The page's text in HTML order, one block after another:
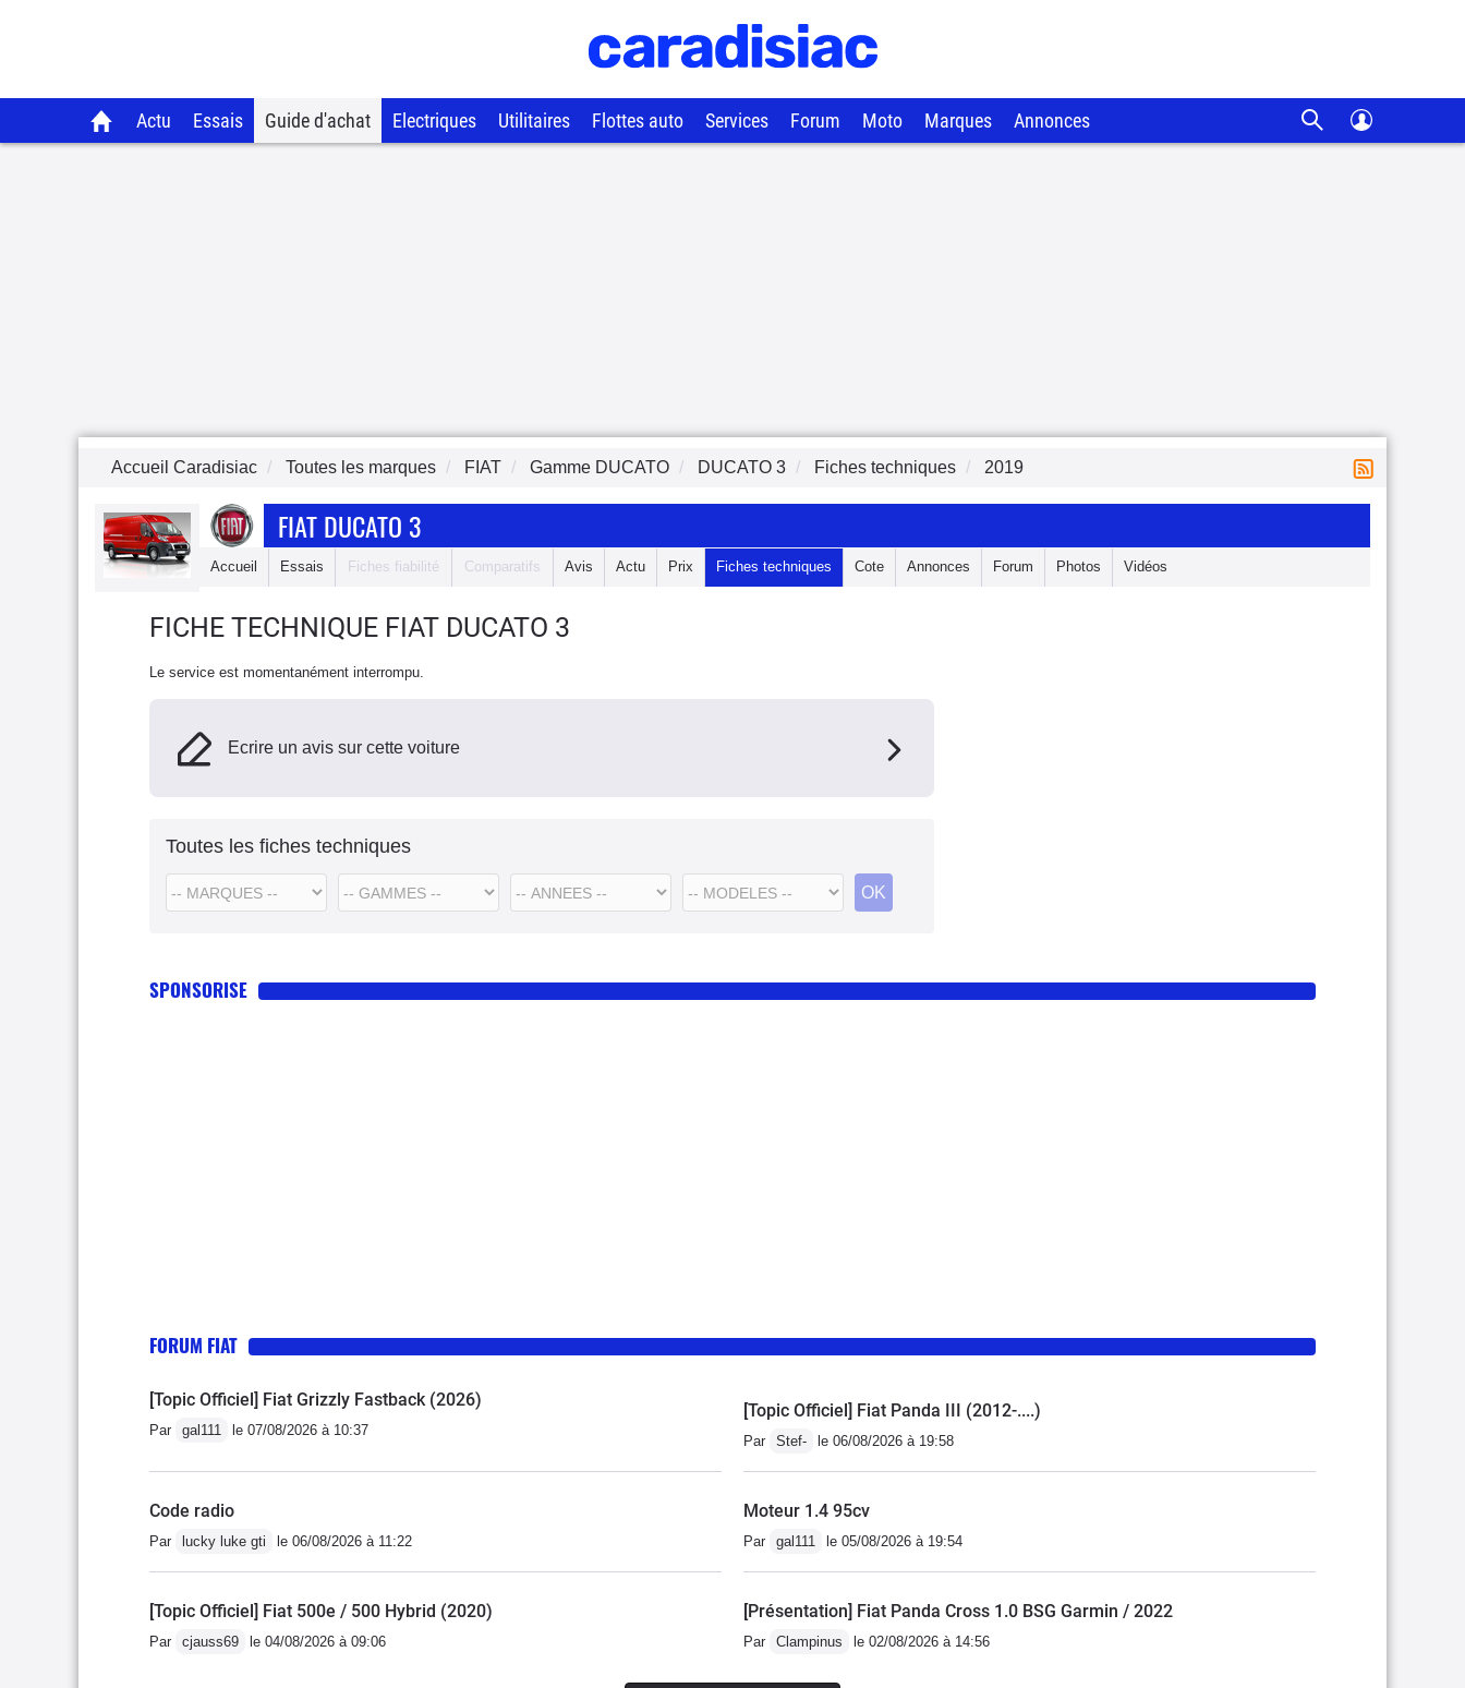
Actu Essais Guide d'achat Electriques Utilitaires Flottes auto Services Forum Moto Marques Annonces
Accueil Caradisiac Toutes les marques FIAT Gamme DUCATO DUCATO 3 Fiches techniques 2019
FIAT DUCATO 3
Accueil Essais Fiches fiabilité Comparatifs Avis Actu Prix Fiches techniques Cote Annonces Forum Photos Vidéos
FICHE TECHNIQUE FIAT DUCATO 3
Le service est momentanément interrompu.
Ecrire un avis sur cette voiture
Toutes les fiches techniques
SPONSORISE
FORUM FIAT
[Topic Officiel] Fiat Grizzly Fastback (2026)
Par gal111 le 07/08/2026 à 10:37
[Topic Officiel] Fiat Panda III (2012-....)
Par Stef- le 06/08/2026 à 19:58
Code radio
Par lucky luke gti le 06/08/2026 à 11:22
Moteur 1.4 95cv
Par gal111 le 05/08/2026 à 19:54
[Topic Officiel] Fiat 500e / 500 Hybrid (2020)
Par cjauss69 le 04/08/2026 à 09:06
[Présentation] Fiat Panda Cross 1.0 BSG Garmin / 2022
Par Clampinus le 02/08/2026 à 14:56